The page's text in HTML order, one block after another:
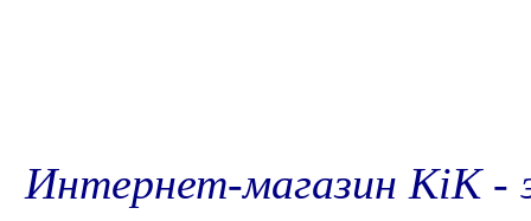
Интернет-магазин KiK -